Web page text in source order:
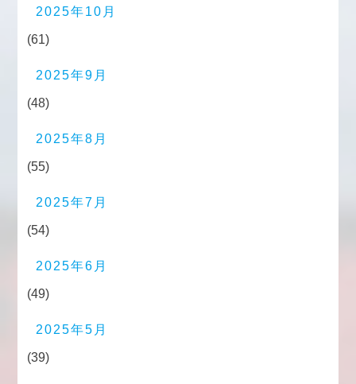
2025年10月
(61)
2025年9月
(48)
2025年8月
(55)
2025年7月
(54)
2025年6月
(49)
2025年5月
(39)